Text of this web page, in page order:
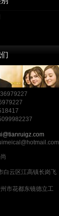
白云区江高镇长岗飞
市花都东镜德立工